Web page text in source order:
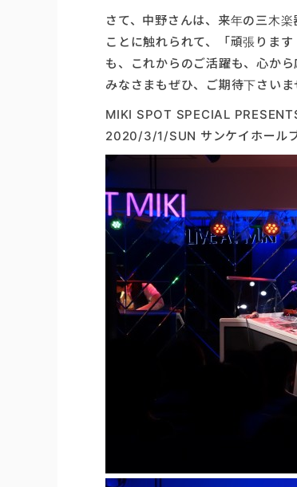
さて、中野さんは、来年の三木
ことに触れられて、「頑張りま
も、これからのご活躍も、心か
みなさまもぜひ、ご期待下さい
MIKI SPOT SPECIAL
2020/3/1/SUN サンケイホール